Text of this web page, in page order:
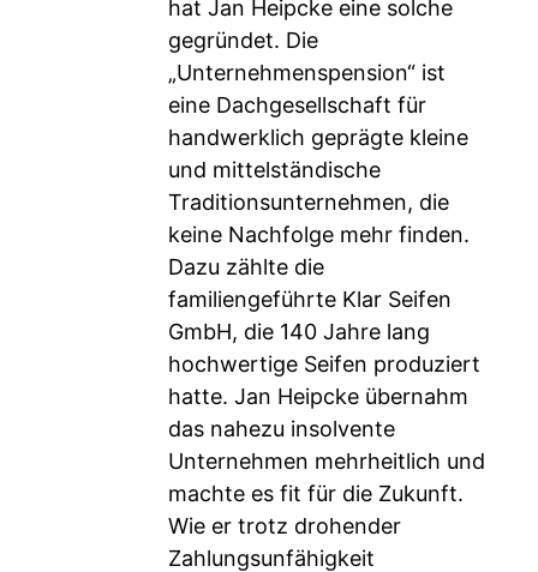
hat Jan Heipcke eine solche
gegründet. Die
„Unternehmenspension“ ist
eine Dachgesellschaft für
handwerklich geprägte kleine
und mittelständische
Traditionsunternehmen, die
keine Nachfolge mehr finden.
Dazu zählte die
familiengeführte Klar Seifen
GmbH, die 140 Jahre lang
hochwertige Seifen produziert
hatte. Jan Heipcke übernahm
das nahezu insolvente
Unternehmen mehrheitlich und
machte es fit für die Zukunft.
Wie er trotz drohender
Zahlungsunfähigkeit